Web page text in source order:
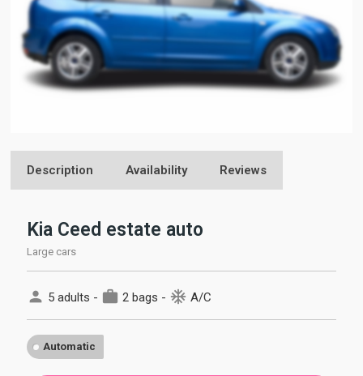
Description Availability Reviews
Kia Ceed estate auto
Large cars
person 5 adults - work 2 bags - ac_unit A/C
Automatic